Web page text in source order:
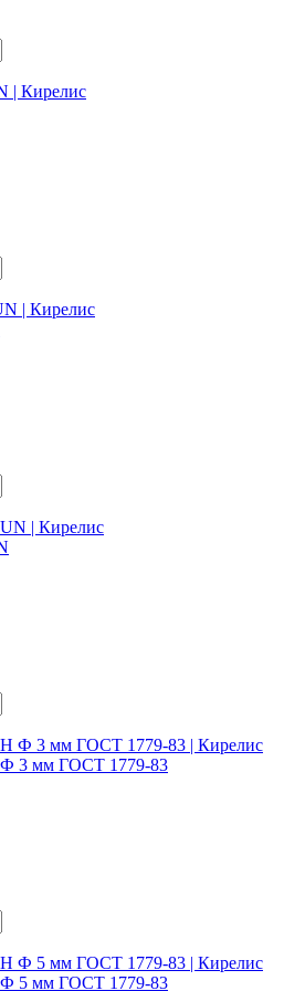
3 мм ГОСТ 1779-83
5 мм ГОСТ 1779-83